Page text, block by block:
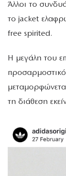
Άλλοι το
το jacket
free spirited.
Η μεγάλη του
τη διάθεση